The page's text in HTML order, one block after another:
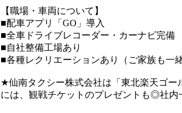
【職場・車両について】
■配車アプリ「GO」導入
■全車ドライブレコーダー・カーナビ完備
■自社整備工場あり
■各種レクリエーションあり（ご家族も一
★仙南タクシー株式会社は「東北楽天ゴー
には、観戦チケットのプレゼントも◎社内